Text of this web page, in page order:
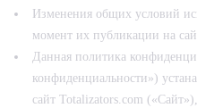
Изменения общих условий
момент их публикации на
Данная политика
конфиденциальности»)
сайт Totalizators.com